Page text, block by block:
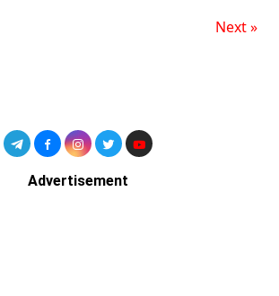
Next »
Advertisement